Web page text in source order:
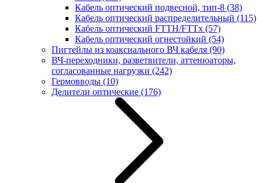
Кабель оптический подвесной, тип-8 (38)
Кабель оптический распределительный (115)
Кабель оптический FTTH/FTTx (57)
Кабель оптический огнестойкий (54)
Пигтейлы из коаксиального ВЧ кабеля (90)
ВЧ-переходники, разветвители, аттенюаторы,
согласованные нагрузки (242)
Гермовводы (10)
Делители оптические (176)